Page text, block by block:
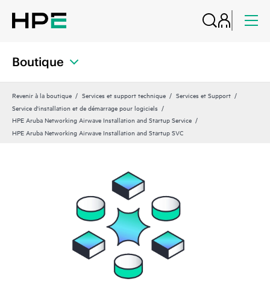
Boutique
Revenir à la boutique Services et support technique
Services et Support
Service d'installation et de démarrage pour logiciels
HPE Aruba Networking Airwave Installation and Startup Service
HPE Aruba Networking Airwave Installation and Startup SVC